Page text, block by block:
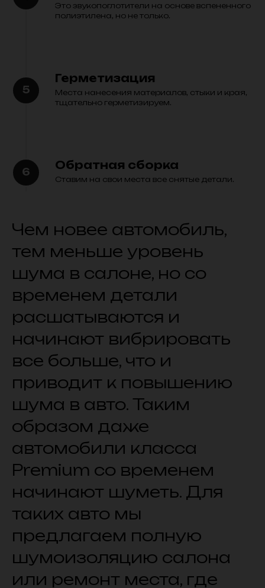
Это звукопоглотители на основе вспененного
полиэтилена, но не только.
Герметизация
Места нанесения материалов, стыки и края,
тщательно герметизируем.
Обратная сборка
Ставим на свои места все снятые детали.
Чем новее автомобиль,
тем меньше уровень
шума в салоне, но со
временем детали
расшатываются и
начинают вибрировать
все больше, что и
приводит к повышению
шума в авто. Таким
образом даже
автомобили класса
Premium со временем
начинают шуметь. Для
таких авто мы
предлагаем полную
шумоизоляцию салона
или ремонт места, где